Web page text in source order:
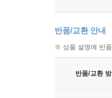
반품/교환 안내
※ 상품 설명에 반
반품/교환